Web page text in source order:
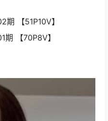
期 【51P10V】
期 【70P8V】